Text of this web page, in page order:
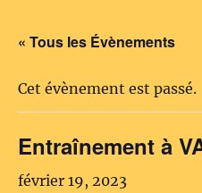
« Tous les Évènements
Cet évènement est passé.
Entraînement à
février 19, 2023